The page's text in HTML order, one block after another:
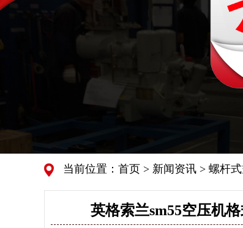
当前位置： 首页 > 新闻资讯 > 螺杆
英格索兰sm55空压机